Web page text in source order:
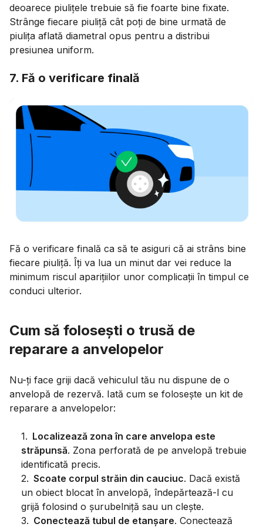
deoarece piulițele trebuie să fie foarte bine fixate.
Strânge fiecare piuliță cât poți de bine urmată de
piulița aflată diametral opus pentru a distribui
presiunea uniform.
7. Fă o verificare finală
Fă o verificare finală ca să te asiguri că ai strâns bine
fiecare piuliță. Îți va lua un minut dar vei reduce la
minimum riscul aparițiilor unor complicații în timpul ce
conduci ulterior.
Cum să folosești o trusă de
reparare a anvelopelor
Nu-ți face griji dacă vehiculul tău nu dispune de o
anvelopă de rezervă. Iată cum se folosește un kit de
reparare a anvelopelor:
1. Localizează zona în care anvelopa este
străpunsă. Zona perforată de pe anvelopă trebuie
identificată precis.
2. Scoate corpul străin din cauciuc. Dacă există
un obiect blocat în anvelopă, îndepărtează-l cu
grijă folosind o șurubelniță sau un clește.
3. Conectează tubul de etanșare. Conectează